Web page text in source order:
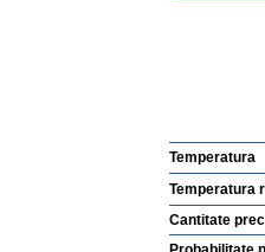
Temperatura
Temperatura
Cantitate